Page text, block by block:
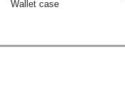
Wallet case